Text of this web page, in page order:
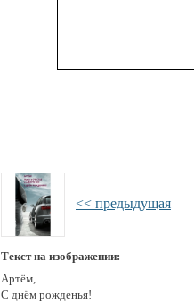
<< предыдущая
Текст на изображении:
Артём,
С днём рожденья!